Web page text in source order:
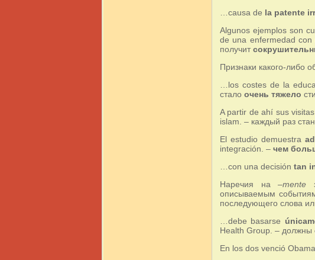
…causa de la patente
Algunos ejemplos son
de una enfermedad con
получит
Признаки какого-либо
…los costes de la
стало очень тяжело
A partir de ahí sus
islam. – каждый раз
El estudio demuestra
integración. – чем
…con una decisión tan
Наречия на–mente
описываемым
последующего слова
…debe basarse
Health Group. – должны
En los dos venció